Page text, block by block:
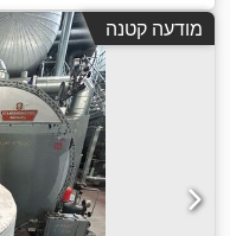
מודעה קטנה